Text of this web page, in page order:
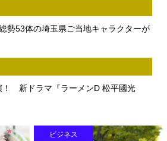
53体の埼玉県ご当地キャラクターが
！ 新ドラマ『ラーメンD 松平國光
ビジネス